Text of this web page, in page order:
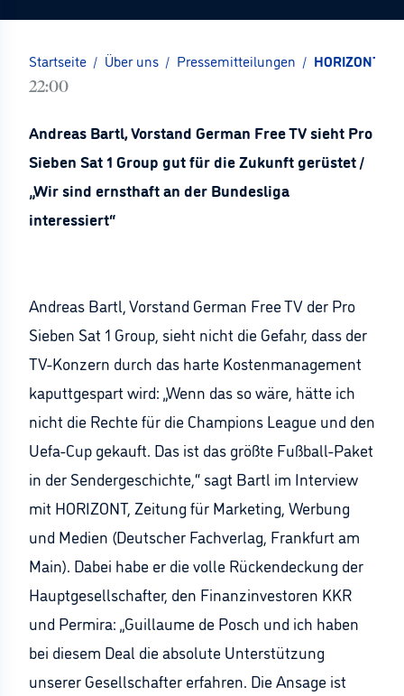
Startseite / Über uns / Pressemitteilungen / HORIZONT:
22:00
Andreas Bartl, Vorstand German Free TV sieht Pro
Sieben Sat 1 Group gut für die Zukunft gerüstet /
„Wir sind ernsthaft an der Bundesliga
interessiert“
Andreas Bartl, Vorstand German Free TV der Pro
Sieben Sat 1 Group, sieht nicht die Gefahr, dass der
TV-Konzern durch das harte Kostenmanagement
kaputtgespart wird: „Wenn das so wäre, hätte ich
nicht die Rechte für die Champions League und den
Uefa-Cup gekauft. Das ist das größte Fußball-Paket
in der Sendergeschichte,“ sagt Bartl im Interview
mit HORIZONT, Zeitung für Marketing, Werbung
und Medien (Deutscher Fachverlag, Frankfurt am
Main). Dabei habe er die volle Rückendeckung der
Hauptgesellschafter, den Finanzinvestoren KKR
und Permira: „Guillaume de Posch und ich haben
bei diesem Deal die absolute Unterstützung
unserer Gesellschafter erfahren. Die Ansage ist